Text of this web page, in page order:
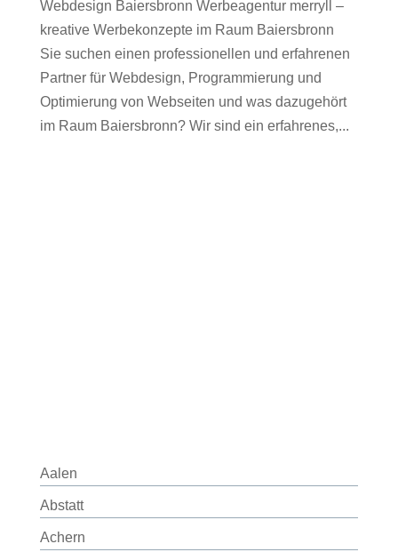
Webdesign Baiersbronn Werbeagentur merryll –
kreative Werbekonzepte im Raum Baiersbronn
Sie suchen einen professionellen und erfahrenen
Partner für Webdesign, Programmierung und
Optimierung von Webseiten und was dazugehört
im Raum Baiersbronn? Wir sind ein erfahrenes,...
Aalen
Abstatt
Achern